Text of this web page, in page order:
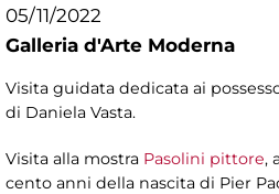
05/11/2022
Galleria d'Arte Moderna
Visita guidata dedicata ai
di Daniela Vasta.
Visita alla mostra Pasolini pittore,
cento anni della nascita di Pier